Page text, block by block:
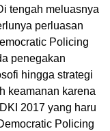
tengah meluasnya
perluasan
Policing
penegakan
hingga strategi
keamanan karena
2017 yang haru
Policing